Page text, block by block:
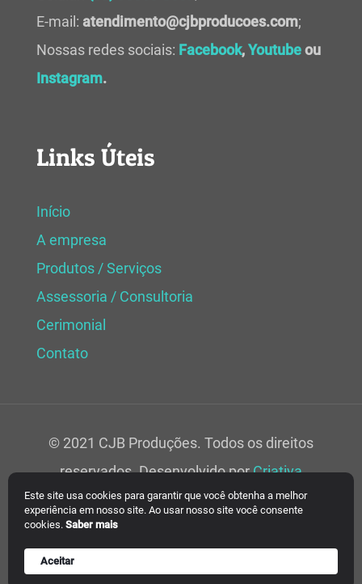
Este site usa cookies para garantir que você obtenha a melhor
experiência em nosso site. Ao usar nosso site você consente
cookies. Saber mais
Aceitar
E-mail: atendimento@cjbproducoes.com;
Nossas redes sociais: Facebook,Youtubeou
Instagram.
Links Úteis
Início
A empresa
Produtos / Serviços
Assessoria / Consultoria
Cerimonial
Contato
© 2021 CJB Produções. Todos os direitos
reservados. Desenvolvido porCriativa
Soluções Web.